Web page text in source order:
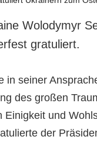
Wolodymyr
gratuliert.
in seiner
des großen
Einigkeit und
der